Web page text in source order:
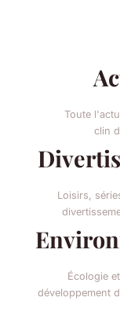
Toute
clin
Loisirs,
Écologie et
développement